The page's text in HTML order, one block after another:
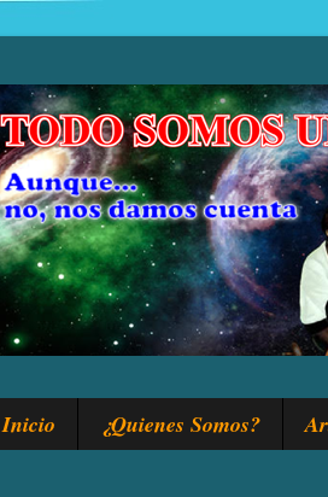
Inicio ¿Quienes Somos?